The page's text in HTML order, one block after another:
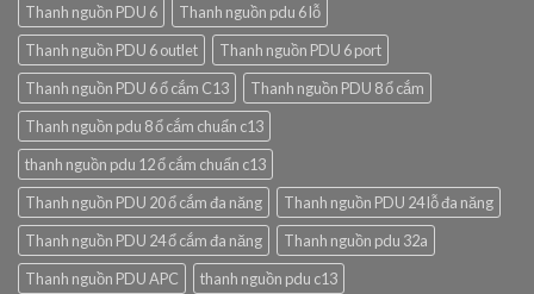
Thanh nguồn PDU 6
Thanh nguồn pdu 6 lỗ
Thanh nguồn PDU 6 outlet
Thanh nguồn PDU 6 port
Thanh nguồn PDU 6 ổ cắm C13
Thanh nguồn PDU 8 ổ cắm
Thanh nguồn pdu 8 ổ cắm chuẩn c13
thanh nguồn pdu 12 ổ cắm chuẩn c13
Thanh nguồn PDU 20 ổ cắm đa năng
Thanh nguồn PDU 24 lỗ đa năng
Thanh nguồn PDU 24 ổ cắm đa năng
Thanh nguồn pdu 32a
Thanh nguồn PDU APC
thanh nguồn pdu c13